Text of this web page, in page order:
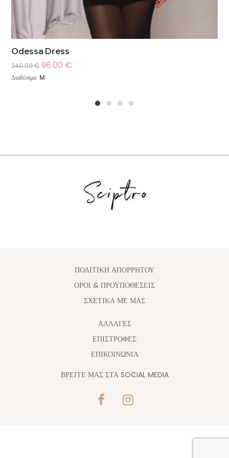
Odessa Dress
240.00€ 96.00 €
Διαθέσιμα: M
ΠΟΛΙΤΙΚΗ ΑΠΟΡΡΗΤΟΥ
ΟΡΟΙ & ΠΡΟΫΠΟΘΕΣΕΙΣ
ΣΧΕΤΙΚΑ ΜΕ ΜΑΣ
ΑΛΛΑΓΈΣ
ΕΠΙΣΤΡΟΦΕΣ
ΕΠΙΚΟΙΝΩΝΙΑ
ΒΡΕΙΤΕ ΜΑΣ ΣΤΑ SOCIAL MEDIA